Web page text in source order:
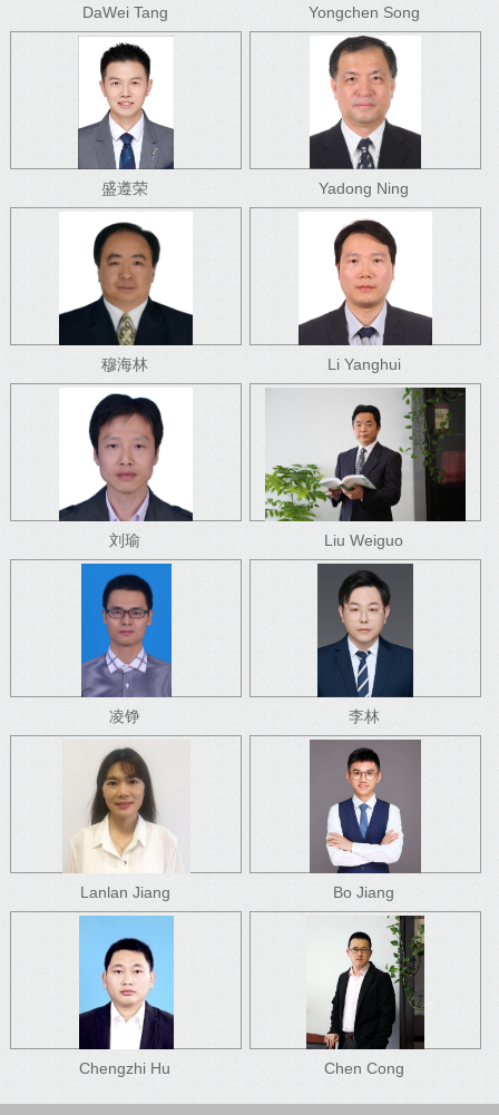
DaWei Tang Yongchen Song
盛遵荣 Yadong Ning
穆海林 Li Yanghui
刘瑜 Liu Weiguo
凌铮 李林
Lanlan Jiang Bo Jiang
Chengzhi Hu Chen Cong